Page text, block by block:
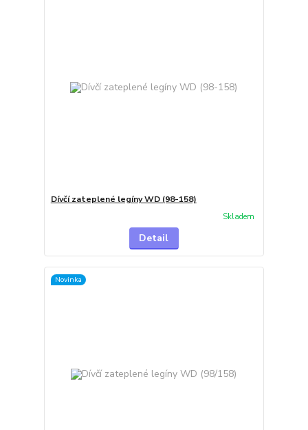
Dívčí zateplené legíny WD (98-158)
Skladem
Detail
Novinka